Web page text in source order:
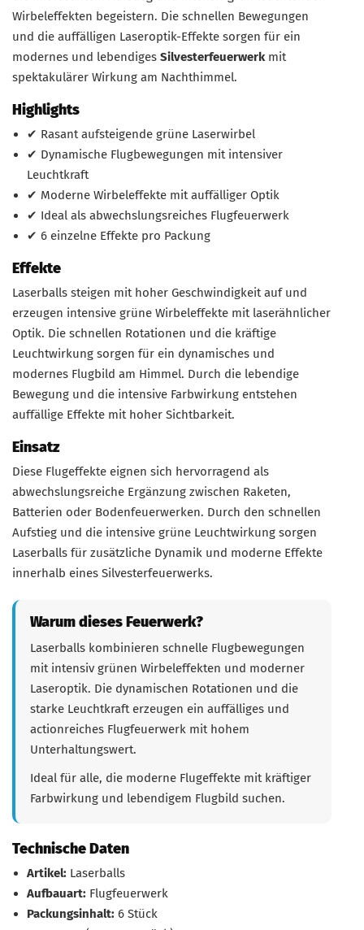
Wirbeleffekten begeistern. Die schnellen Bewegungen
und die auffälligen Laseroptik-Effekte sorgen für ein
modernes und lebendiges Silvesterfeuerwerkmit
spektakulärer Wirkung am Nachthimmel.
Highlights
✔ Rasant aufsteigende grüne Laserwirbel
✔ Dynamische Flugbewegungen mit intensiver
Leuchtkraft
✔ Moderne Wirbeleffekte mit auffälliger Optik
✔ Ideal als abwechslungsreiches Flugfeuerwerk
✔ 6 einzelne Effekte pro Packung
Effekte
Laserballs steigen mit hoher Geschwindigkeit auf und
erzeugen intensive grüne Wirbeleffekte mit laserähnlicher
Optik. Die schnellen Rotationen und die kräftige
Leuchtwirkung sorgen für ein dynamisches und
modernes Flugbild am Himmel. Durch die lebendige
Bewegung und die intensive Farbwirkung entstehen
auffällige Effekte mit hoher Sichtbarkeit.
Einsatz
Diese Flugeffekte eignen sich hervorragend als
abwechslungsreiche Ergänzung zwischen Raketen,
Batterien oder Bodenfeuerwerken. Durch den schnellen
Aufstieg und die intensive grüne Leuchtwirkung sorgen
Laserballs für zusätzliche Dynamik und moderne Effekte
innerhalb eines Silvesterfeuerwerks.
Warum dieses Feuerwerk?
Laserballs kombinieren schnelle Flugbewegungen
mit intensiv grünen Wirbeleffekten und moderner
Laseroptik. Die dynamischen Rotationen und die
starke Leuchtkraft erzeugen ein auffälliges und
actionreiches Flugfeuerwerk mit hohem
Unterhaltungswert.
Ideal für alle, die moderne Flugeffekte mit kräftiger
Farbwirkung und lebendigem Flugbild suchen.
Technische Daten
Artikel: Laserballs
Aufbauart: Flugfeuerwerk
Packungsinhalt: 6 Stück